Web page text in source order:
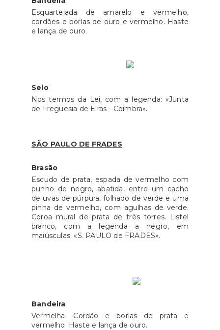
Esquartelada de amarelo e vermelho,
cordões e borlas de ouro e vermelho. Haste
e lança de ouro.
Selo
Nos termos da Lei, com a legenda: «Junta
de Freguesia de Eiras - Coimbra».
SÃO PAULO DE FRADES
Brasão
Escudo de prata, espada de vermelho com
punho de negro, abatida, entre um cacho
de uvas de púrpura, folhado de verde e uma
pinha de vermelho, com agulhas de verde.
Coroa mural de prata de três torres. Listel
branco, com a legenda a negro, em
maiúsculas: «S. PAULO de FRADES».
Bandeira
Vermelha. Cordão e borlas de prata e
vermelho. Haste e lança de ouro.